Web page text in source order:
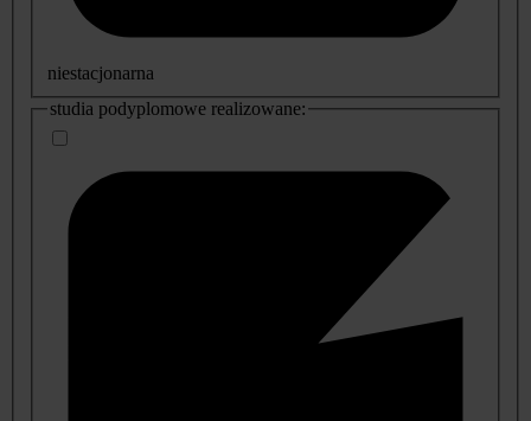
niestacjonarna
studia podyplomowe realizowane: